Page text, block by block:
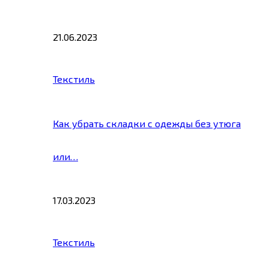
21.06.2023
Текстиль
Как убрать складки с одежды без утюга
или…
17.03.2023
Текстиль